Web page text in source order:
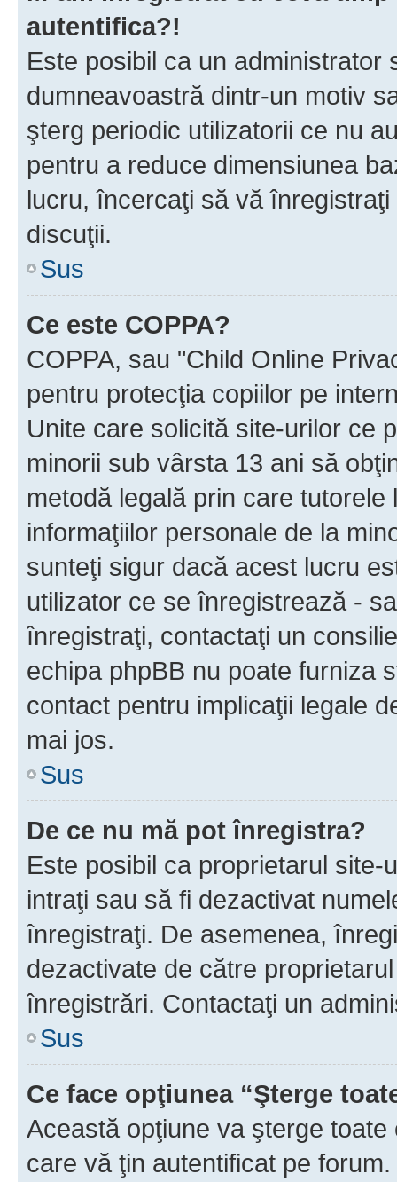
autentifica?!
Este posibil ca un
dumneavoastră dintr-un motiv
şterg periodic utilizatorii ce nu
pentru a reduce dimensiunea
lucru, încercaţi să vă
discuţii.
Sus
Ce este COPPA?
COPPA, sau "Child Online
pentru protecţia copiilor pe
Unite care solicită site-urilor ce
minorii sub vârsta 13 ani să
metodă legală prin care
informaţiilor personale de la
sunteţi sigur dacă acest lucru
utilizator ce se înregistrează -
înregistraţi, contactaţi un
echipa phpBB nu poate furniza
contact pentru implicaţii legale
mai jos.
Sus
De ce nu mă pot înregistra?
Este posibil ca proprietarul
intraţi sau să fi dezactivat
înregistraţi. De asemenea,
dezactivate de către
înregistrări. Contactaţi un
Sus
Ce face opţiunea “Şterge
Această opţiune va şterge
care vă ţin autentificat pe